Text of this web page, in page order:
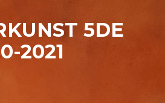
5DE
2021